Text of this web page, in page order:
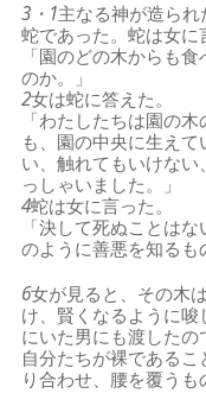
3・1主なる神が造ら
蛇であった。蛇は女に
「園のどの木からも
のか。」
2女は蛇に答えた。
「わたしたちは園の
も、園の中央に生え
い、触れてもいけな
っしゃいました。」
4蛇は女に言った。
「決して死ぬことはな
のように善悪を知るも
6女が見ると、その木
け、賢くなるように
にいた男にも渡したの
自分たちが裸である
り合わせ、腰を覆うも